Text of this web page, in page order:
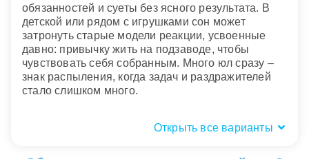
обязанностей и суеты без ясного результата. В
детской или рядом с игрушками сон может
затронуть старые модели реакции, усвоенные
давно: привычку жить на подзаводе, чтобы
чувствовать себя собранным. Много юл сразу –
знак распыления, когда задач и раздражителей
стало слишком много.
Открыть все варианты